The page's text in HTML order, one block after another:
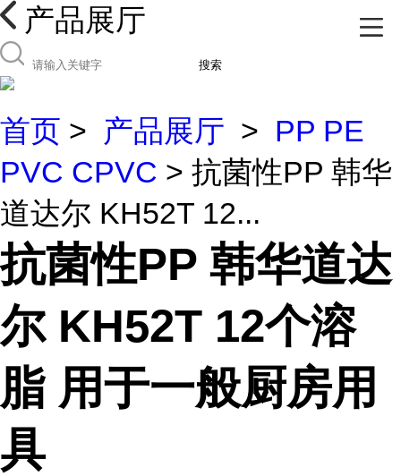
产品展厅
搜索
首页 > 产品展厅 > PP PE
PVC CPVC > 抗菌性PP 韩华
道达尔 KH52T 12...
抗菌性PP 韩华道达
尔 KH52T 12个溶
脂 用于一般厨房用
具